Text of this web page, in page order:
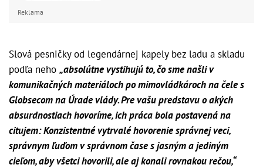
Reklama
Slová pesničky od legendárnej kapely bez ladu a skladu
podľa neho „absolútne vystihujú to, čo sme našli v
komunikačných materiáloch po mimovládkároch na čele s
Globsecom na Úrade vlády. Pre vašu predstavu o akých
absurdnostiach hovoríme, ich práca bola postavená na
citujem: Konzistentné vytrvalé hovorenie správnej veci,
správnym ľuďom v správnom čase s jasným a jediným
cieľom, aby všetci hovorili, ale aj konali rovnakou rečou,“